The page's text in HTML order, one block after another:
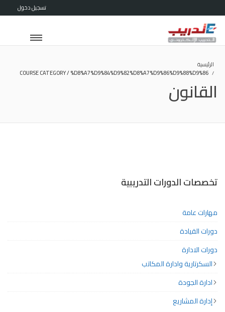
تسجيل دخول
الرئيسية
COURSE CATEGORY / %D8%A7%D9%84%D9%82%D8%A7%D9%86%D9%88%D9%86
القانون
تخصصات الدورات التدريبية
مهارات عامة
دورات القيادة
دورات الادارة
السكرتارية وادارة المكاتب
ادارة الجودة
إدارة المشاريع